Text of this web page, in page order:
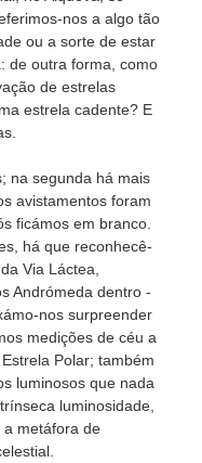
nos a algo tão
ou a sorte de estar
de outra forma, como
de estrelas
estrela cadente? E
na segunda há mais
avistamentos foram
ficámos em branco.
há que reconhecê-
Via Láctea,
Andrómeda dentro -
nos surpreender
medições de céu a
Polar; também
luminosos que nada
luminosidade,
a metáfora de